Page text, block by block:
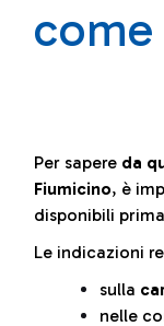
come
Per sapere da
Fiumicino, è
disponibili
Le indicazioni
sulla
nelle